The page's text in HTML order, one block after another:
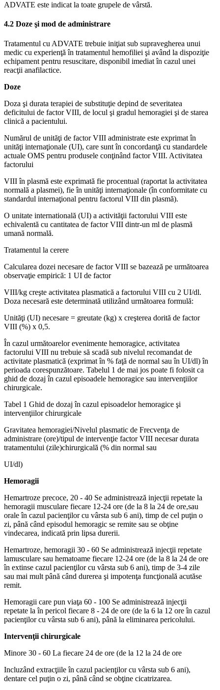
ADVATE este indicat la toate grupele de vârstă.
4.2 Doze şi mod de administrare
Tratamentul cu ADVATE trebuie iniţiat sub supravegherea unui
medic cu experienţă în tratamentul hemofiliei şi având la dispoziţie
echipament pentru resuscitare, disponibil imediat în cazul unei
reacţii anafilactice.
Doze
Doza şi durata terapiei de substituţie depind de severitatea
deficitului de factor VIII, de locul şi gradul hemoragiei şi de starea
clinică a pacientului.
Numărul de unităţi de factor VIII administrate este exprimat în
unităţi internaţionale (UI), care sunt în concordanţă cu standardele
actuale OMS pentru produsele conţinând factor VIII. Activitatea
factorului
VIII în plasmă este exprimată fie procentual (raportat la activitatea
normală a plasmei), fie în unităţi internaţionale (în conformitate cu
standardul internaţional pentru factorul VIII din plasmă).
O unitate internatională (UI) a activităţii factorului VIII este
echivalentă cu cantitatea de factor VIII dintr-un ml de plasmă
umană normală.
Tratamentul la cerere
Calcularea dozei necesare de factor VIII se bazează pe următoarea
observaţie empirică: 1 UI de factor
VIII/kg creşte activitatea plasmatică a factorului VIII cu 2 UI/dl.
Doza necesară este determinată utilizând următoarea formulă:
Unităţi (UI) necesare = greutate (kg) x creşterea dorită de factor
VIII (%) x 0,5.
În cazul următoarelor evenimente hemoragice, activitatea
factorului VIII nu trebuie să scadă sub nivelul recomandat de
activitate plasmatică (exprimat în % faţă de normal sau în UI/dl) în
perioada corespunzătoare. Tabelul 1 de mai jos poate fi folosit ca
ghid de dozaj în cazul episoadele hemoragice sau intervenţiilor
chirurgicale.
Tabel 1 Ghid de dozaj în cazul episoadelor hemoragice şi
intervenţiilor chirurgicale
Gravitatea hemoragiei/Nivelul plasmatic de Frecvenţa de
administrare (ore)/tipul de intervenţie factor VIII necesar durata
tratamentului (zile)chirurgicală (% din normal sau
UI/dl)
Hemoragii
Hemartroze precoce, 20 - 40 Se administrează injecţii repetate la
hemoragii musculare fiecare 12-24 ore (de la 8 la 24 de ore,sau
orale în cazul pacienţilor cu vârsta sub 6 ani), timp de cel puţin o
zi, până când episodul hemoragic se remite sau se obţine
vindecarea, indicată prin lipsa durerii.
Hemartroze, hemoragii 30 - 60 Se administrează injecţii repetate
lamusculare sau hematoame fiecare 12-24 ore (de la 8 la 24 de ore
în extinse cazul pacienţilor cu vârsta sub 6 ani), timp de 3-4 zile
sau mai mult până când durerea şi impotenţa funcţională acutăse
remit.
Hemoragii care pun viaţa 60 - 100 Se administrează injecţii
repetate la în pericol fiecare 8 - 24 de ore (de la 6 la 12 ore în cazul
pacienţilor cu vârsta sub 6 ani), până la eliminarea pericolului.
Intervenţii chirurgicale
Minore 30 - 60 La fiecare 24 de ore (de la 12 la 24 de ore
Incluzând extracţiile în cazul pacienţilor cu vârsta sub 6 ani),
dentare cel puţin o zi, până când se obţine cicatrizarea.